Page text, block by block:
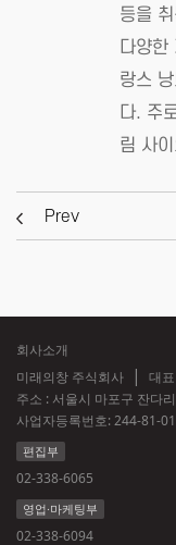
등을
다양한
랑스
다. 주
림 사
Prev
회사소개
미래의창 주식회사
대
주소 : 서울시 마포구 잔다
사업자등록번호:244-81-
편집부
02-338-6065
영업·마케팅부
02-338-6094